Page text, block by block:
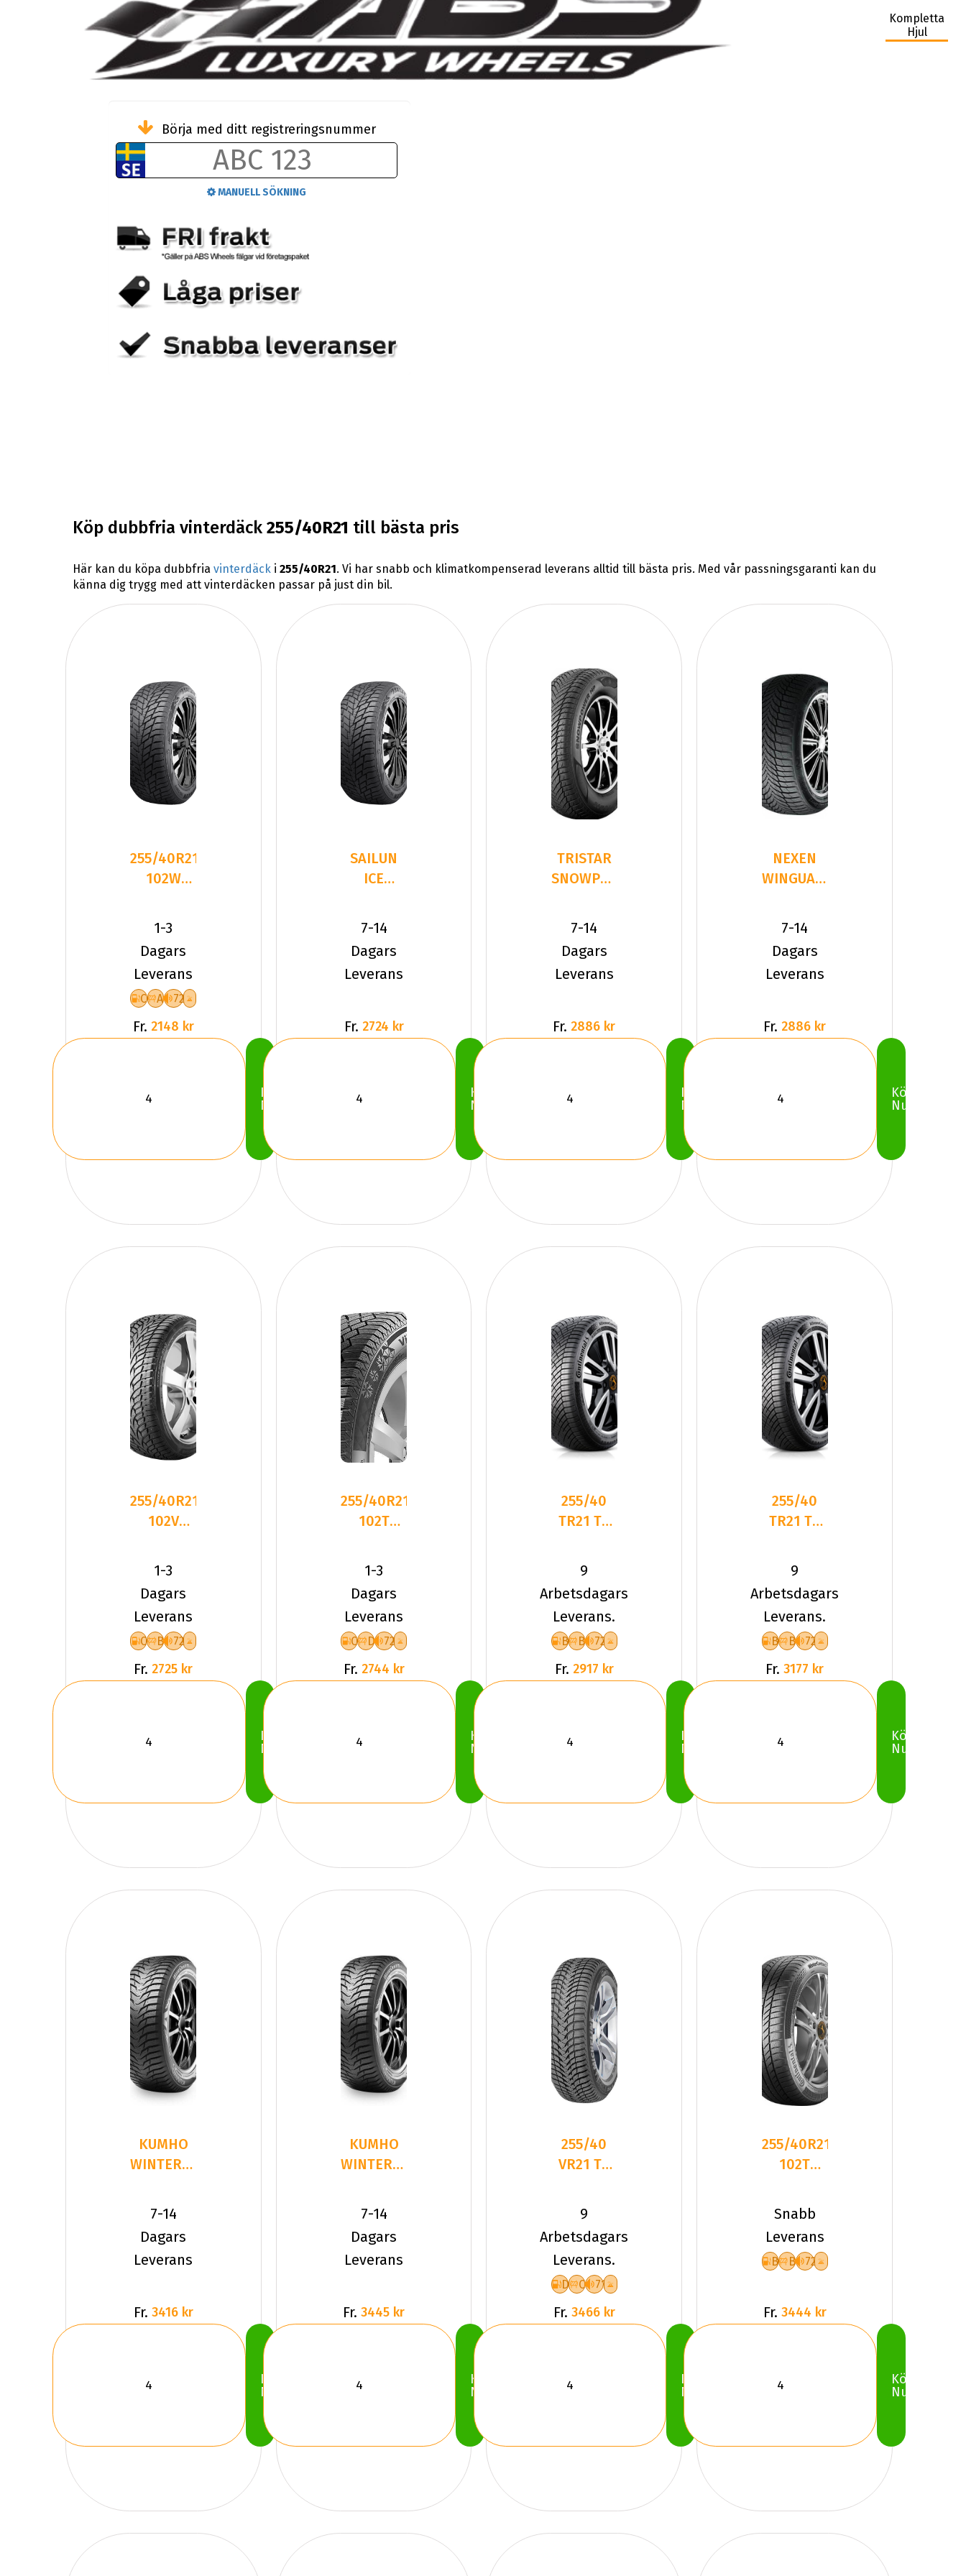
Kompletta
Hjul
Börja med ditt registreringsnummer
MANUELL SÖKNING
Köp dubbfria vinterdäck 255/40R21 till bästa pris
Här kan du köpa dubbfria vinterdäcki 255/40R21. Vi har snabb och klimatkompenserad leverans alltid till bästa pris. Med vår passningsgaranti kan du
känna dig trygg med att vinterdäcken passar på just din bil.
255/40R21
102W
ALPINE
1-3
Dagars
Leverans
C A 72
Fr. 2148 kr
Köp
Nu
SAILUN
ICE
ALPINE
EVO 2
255/40R2
7-14
Dagars
Leverans
Fr. 2724 kr
Köp
Nu
TRISTAR
SNOWPOWER
255/40R21
102 V XL
7-14
Dagars
Leverans
Fr. 2886 kr
Köp
Nu
NEXEN
WINGUARD
SUV
255/40ZR21
1
7-14
Dagars
Leverans
Fr. 2886 kr
Köp
Nu
255/40R21
102V
SV-3 XL
2024
1-3
Dagars
Leverans
C B 72
Fr. 2725 kr
Köp
Nu
255/40R21
102T
VikingContac
1-3
Dagars
Leverans
C D 72
Fr. 2744 kr
Köp
Nu
255/40
TR21 TL
ALL SEAS
CONT 2
XL EV
9
Arbetsdagars
Leverans.
B B 72
Fr. 2917 kr
Köp
Nu
255/40
TR21 TL
ALL SEAS
CONT 2 C-
SEAL
9
Arbetsdagars
Leverans.
B B 72
Fr. 3177 kr
Köp
Nu
KUMHO
WINTERCRAFT
255/40R21
7-14
Dagars
Leverans
Fr. 3416 kr
Köp
Nu
KUMHO
WINTERCRAFT
255/40R21
7-14
Dagars
Leverans
Fr. 3445 kr
Köp
Nu
255/40
VR21 TL
PIL ALPIN
5 SUV XL
9
Arbetsdagars
Leverans.
D C 71
Fr. 3466 kr
Köp
Nu
255/40R21
102T
WinterContac
Snabb
Leverans
B B 72
Fr. 3444 kr
Köp
Nu